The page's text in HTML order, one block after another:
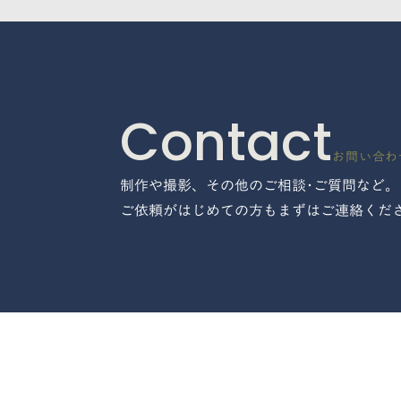
Contactお問い合
制作や撮影、その他のご相談･ご質問など。
ご依頼がはじめての方もまずはご連絡くだ